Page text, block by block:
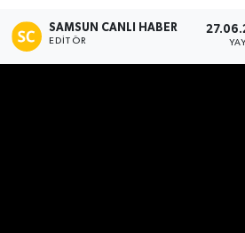
SAMSUN CANLI HABER
EDITÖR